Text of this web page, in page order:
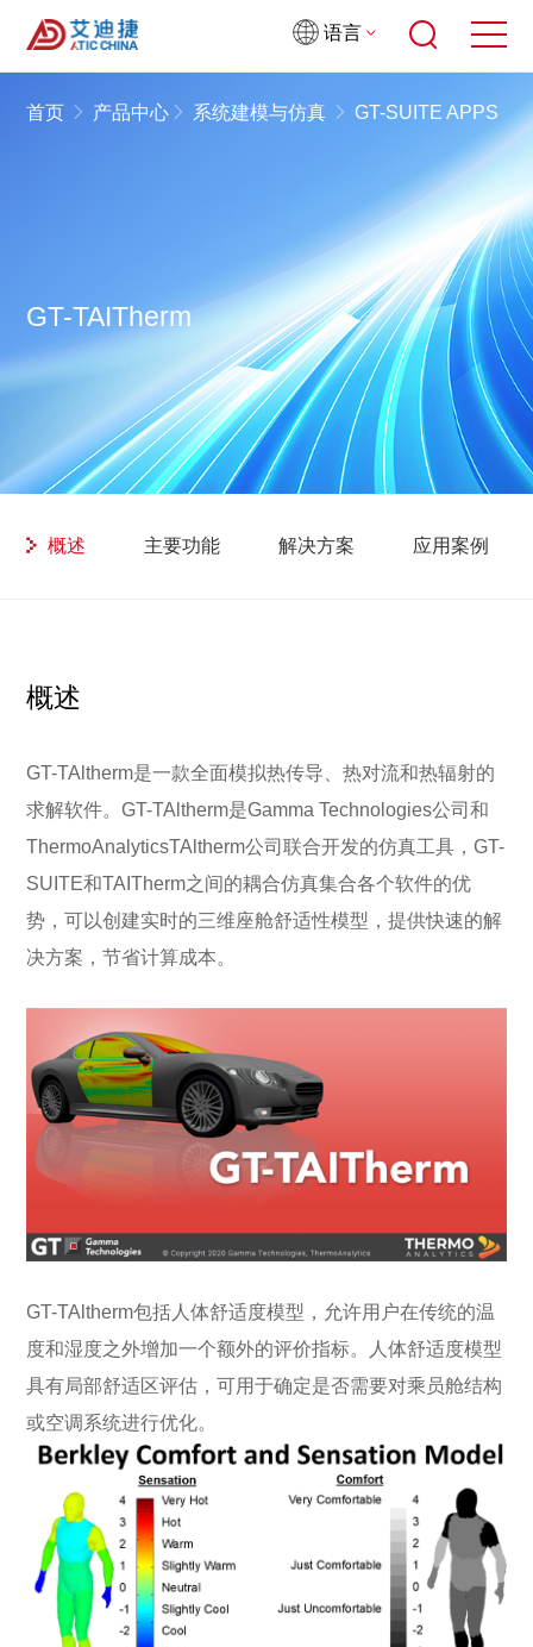
语言
GT-TAITherm
首页 产品中心 系统建模与仿真 GT-SUITE APPS
概述 主要功能 解决方案 应用案例
概述
GT-TAltherm是一款全面模拟热传导、热对流和热辐射的
求解软件。GT-TAltherm是Gamma Technologies公司和
ThermoAnalyticsTAltherm公司联合开发的仿真工具，GT-
SUITE和TAITherm之间的耦合仿真集合各个软件的优
势，可以创建实时的三维座舱舒适性模型，提供快速的解
决方案，节省计算成本。
GT-TAltherm包括人体舒适度模型，允许用户在传统的温
度和湿度之外增加一个额外的评价指标。人体舒适度模型
具有局部舒适区评估，可用于确定是否需要对乘员舱结构
或空调系统进行优化。